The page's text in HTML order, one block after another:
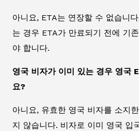
아니요, ETA는 연장할 수 없습니
는 경우 ETA가 만료되기 전에 기
야 합니다.
영국 비자가 이미 있는 경우 영국
요?
아니요, 유효한 영국 비자를 소지
지 않습니다. 비자로 이미 영국 입